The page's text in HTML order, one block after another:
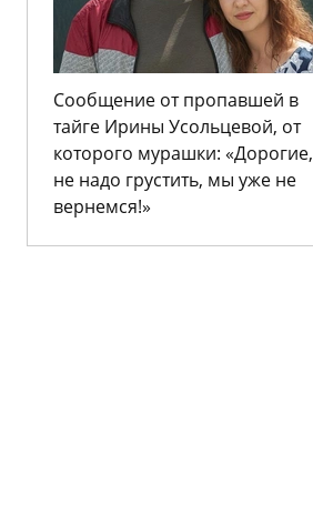
Сообщение от пропавшей в
тайге Ирины Усольцевой, от
которого мурашки: «Дорогие,
не надо грустить, мы уже не
вернемся!»